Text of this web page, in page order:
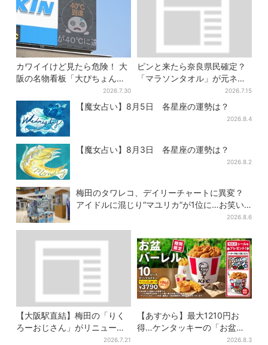
カワイイけど見たら危険！ 大
阪の名物看板「大ぴちょんく
ん」に異変、青→真っ黒に…
2026.7.30
ピンと来たら奈良県民確定？
「マラソンタオル」が元ネタ
の汗取りインナー、販売数5万
枚突破
2026.7.15
【魔女占い】8月5日 各星座の運勢は？
2026.8.4
【魔女占い】8月3日 各星座の運勢は？
2026.8.2
梅田のタワレコ、デイリーチャートに異変？
アイドルに混じり“マユリカ”が1位に…お笑い
2026.8.6
【大阪駅直結】梅田の「りく
ろーおじさん」がリニューア
ル！チーズケーキ以外も充2026.7.21
【あすから】最大1210円お
得…ケンタッキーの「お盆パ
ック」、2週間だけ！数量限定
2026.8.3